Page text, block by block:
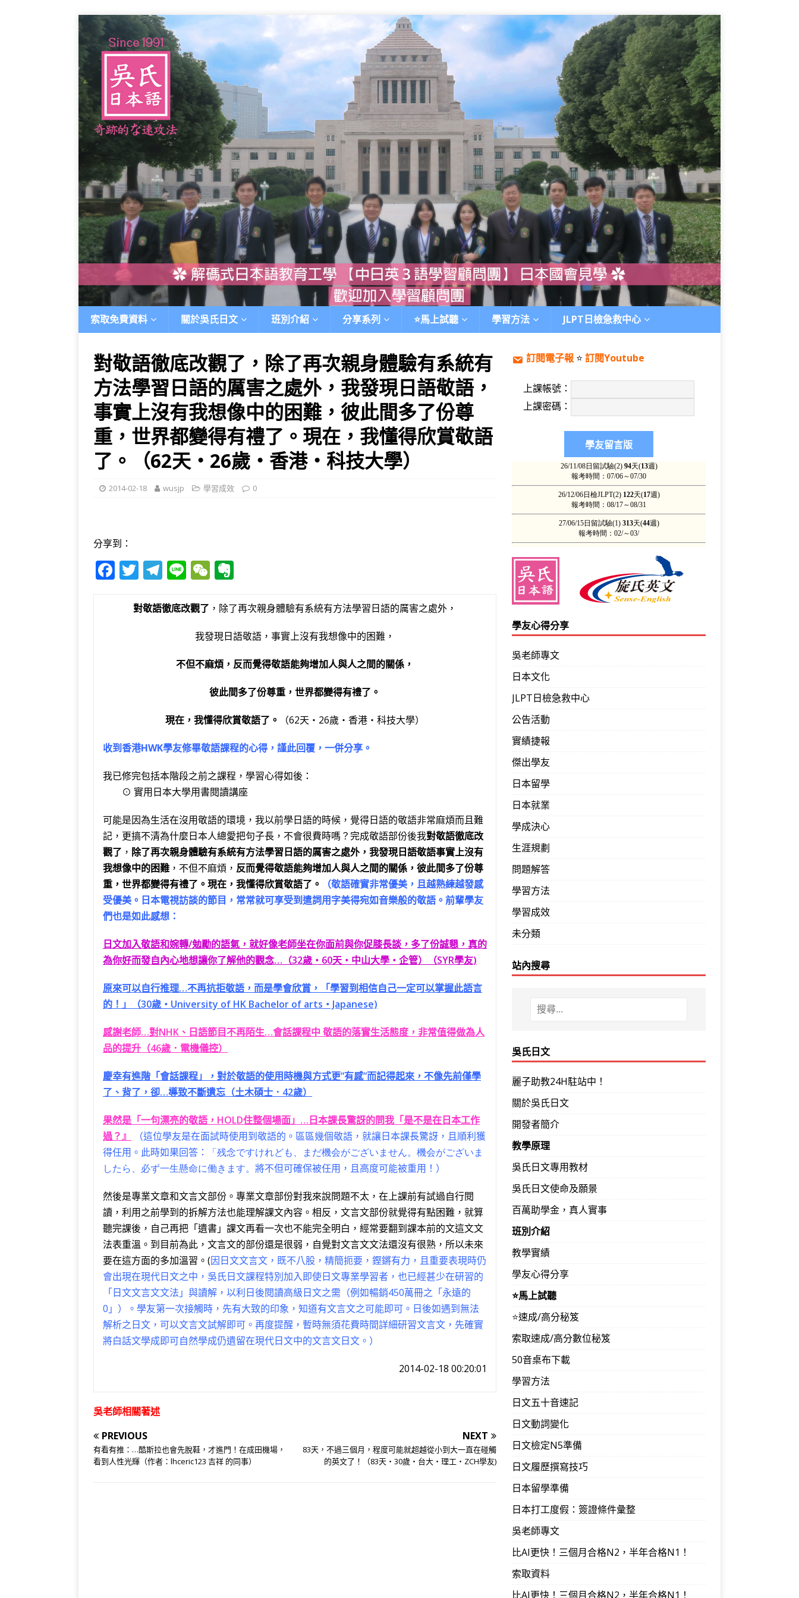
索取免費資料 關於吳氏日文 班別介紹 分享系列 ⭐️馬上試聽 學習方法 JLPT日檢急救中心
對敬語徹底改觀了，除了再次親身體驗有系統有
方法學習日語的厲害之處外，我發現日語敬語，
事實上沒有我想像中的困難，彼此間多了份尊
重，世界都變得有禮了。現在，我懂得欣賞敬語
了。（62天‧26歲‧香港‧科技大學）
2014-02-18 wusjp 學習成效 0
分享到：
F T
it
T
e
m
Li
e
W
C
h
at
e
r
n
o
te
對敬語徹底改觀了 ，除了再次親身體驗有系統有方法學習日語的厲害之處外，
我發現日語敬語，事實上沒有我想像中的困難，
不但不麻煩，反而覺得敬語能夠增加人與人之間的關係，
彼此間多了份尊重，世界都變得有禮了。
現在，我懂得欣賞敬語了。 （62天‧26歲‧香港‧科技大學）
收到香港HWK學友修畢敬語課程的心得，謹此回覆，一併分享。
我已修完包括本階段之前之課程，學習心得如後：
⊙ 實用日本大學用書閱讀講座
可能是因為生活在沒用敬語的環境，我以前學日語的時候，覺得日語的敬語非常麻煩而且難
記，更搞不清為什麼日本人總愛把句子長，不會很費時嗎？完成敬語部份後我對敬語徹底改
觀了 ， 除了再次親身體驗有系統有方法學習日語的厲害之處外，我發現日語敬語事實上沒有
我想像中的困難 ，不但不麻煩， 反而覺得敬語能夠增加人與人之間的關係，彼此間多了份尊
重，世界都變得有禮了。現在，我懂得欣賞敬語了。
（敬語確實非常優美，且越熟練越發感
受優美。日本電視訪談的節目，常常就可享受到遣詞用字美得宛如音樂般的敬語。前輩學友
們也是如此感想：
日文加入敬語和婉轉/勉勵的語氣，就好像老師坐在你面前與你促膝長談，多了份誠懇，真的
為你好而發自內心地想讓你了解他的觀念…（32歲‧60天‧中山大學‧企管）（SYR學友)
原來可以自行推理…不再抗拒敬語，而是學會欣賞，「學習到相信自己一定可以掌握此語言
的！」（30歲‧University of HK Bachelor of arts‧Japanese)
感謝老師…對NHK、日語節目不再陌生…會話課程中 敬語的落實生活態度，非常值得做為人
品的提升（46歲．電機儀控）
慶幸有進階「會話課程」，對於敬語的使用時機與方式更”有感”而記得起來，不像先前僅學
了、背了，卻…導致不斷遺忘（土木碩士．42歲）
果然是「一句漂亮的敬語，HOLD住整個場面」…日本課長驚訝的問我「是不是在日本工作
過？』
（這位學友是在面試時使用到敬語的。區區幾個敬語，就讓日本課長驚訝，且順利獲
得任用。此時如果回答：
「残念ですけれども、まだ機会がございません。機会がございま
したら、必ず一生懸命に働きます。 將不但可確保被任用，且高度可能被重用！）
然後是專業文章和文言文部份。專業文章部份對我來說問題不太，在上課前有試過自行閱
讀，利用之前學到的拆解方法也能理解課文內容。相反，文言文部份就覺得有點困難，就算
聽完課後，自己再把「遺書」課文再看一次也不能完全明白，經常要翻到課本前的文這文文
法表重溫。到目前為此，文言文的部份還是很弱，自覺對文言文文法還沒有很熟，所以未來
要在這方面的多加溫習。(因日文文言文，既不八股，精簡扼要，鏗鏘有力，且重要表現時仍
會出現在現代日文之中，吳氏日文課程特別加入即使日文專業學習者，也已經甚少在研習的
「日文文言文文法」與讀解，以利日後閱讀高級日文之需（例如暢銷450萬冊之「永遠的
0」）。學友第一次接觸時，先有大致的印象，知道有文言文之可能即可。日後如遇到無法
解析之日文，可以文言文試解即可。再度提醒，暫時無須花費時間詳細研習文言文，先確實
將白話文學成即可自然學成仍遺留在現代日文中的文言文日文。）
2014-02-18 00:20:01
吳老師相關著述
PREVIOUS
有看有推：…酷斯拉也會先脫鞋，才進門！在成田機場，
看到人性光輝（作者：lhceric123 吉祥 的同事）
NEXT
83天，不過三個月，程度可能就超越從小到大一直在碰觸
的英文了！（83天‧30歲‧台大‧理工‧ZCH學友)
訂閱電子報⭐️ 訂閱Youtube
上課帳號：
上課密碼：
學友心得分享
吳老師專文
日本文化
JLPT日檢急救中心
公告活動
實績捷報
傑出學友
日本留學
日本就業
學成決心
生涯規劃
問題解答
學習方法
學習成效
未分類
站內搜尋
吳氏日文
麗子助教24H駐站中！
關於吳氏日文
開發者簡介
教學原理
吳氏日文專用教材
吳氏日文使命及願景
百萬助學金，真人實事
班別介紹
教學實績
學友心得分享
⭐️馬上試聽
⭐️速成/高分秘笈
索取速成/高分數位秘笈
50音桌布下載
學習方法
日文五十音速記
日文動詞變化
日文檢定N5準備
日文履歷撰寫技巧
日本留學準備
日本打工度假：簽證條件彙整
吳老師專文
比AI更快！三個月合格N2，半年合格N1！
索取資料
比AI更快！三個月合格N2，半年合格N1！